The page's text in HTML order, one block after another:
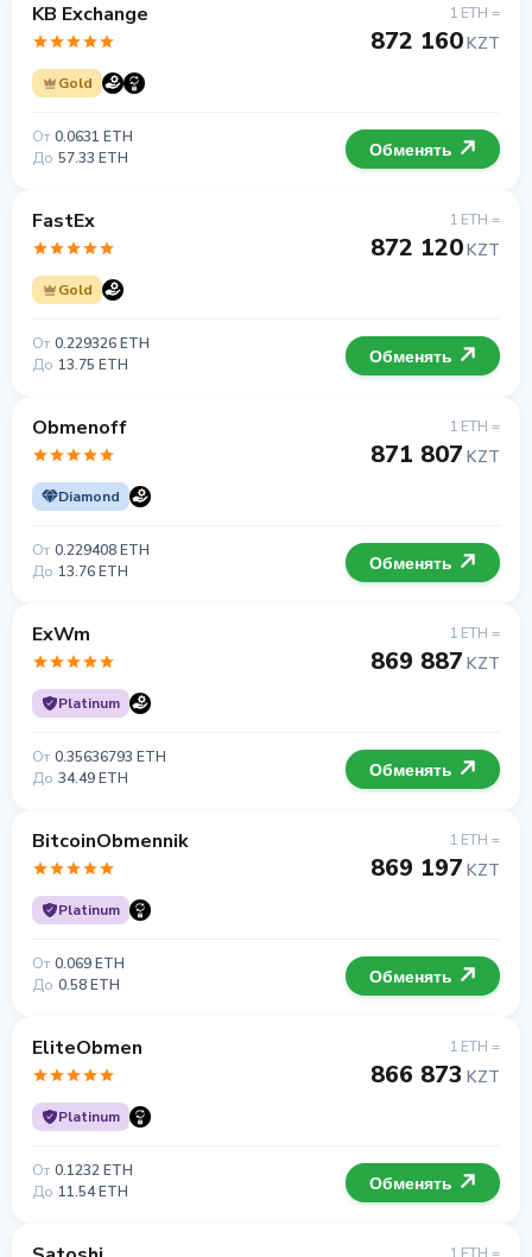
KB Exchange
Gold
1 ETH =
872 160KZT
От 0.0631 ETH
До 57.33 ETH Обменять
FastEx
Gold
1 ETH =
872 120KZT
От 0.229326 ETH
До 13.75 ETH Обменять
Obmenoff
Diamond
1 ETH =
871 807 KZT
От 0.229408 ETH
До 13.76 ETH Обменять
ExWm
Platinum
1 ETH =
869 887 KZT
От 0.35636793 ETH
До 34.49 ETH Обменять
BitcoinObmennik
Platinum
1 ETH =
869 197 KZT
От 0.069 ETH
До 0.58 ETH Обменять
EliteObmen
Platinum
1 ETH =
866 873 KZT
От 0.1232 ETH
До 11.54 ETH Обменять